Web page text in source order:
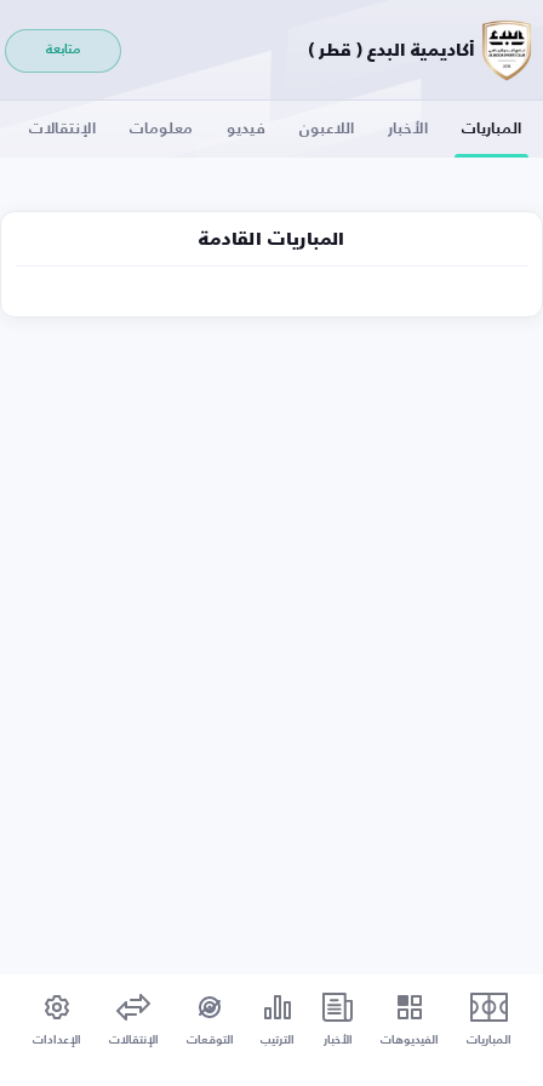
أكاديمية البدع ( قطر ) متابعة
المباريات الأخبار اللاعبون فيديو معلومات الإنتقالات
المباريات القادمة
المباريات الفيديوهات الأخبار الترتيب التوقعات الإنتقالات الإعدادات